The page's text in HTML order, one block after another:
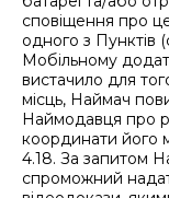
сповіщення про
одного з Пунктів
Мобільному
вистачило для
місць, Наймач
Наймодавця про
координати його
4.18. За запитом
спроможний